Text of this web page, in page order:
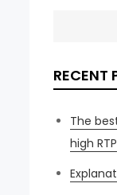
RECENT
The
high RTP